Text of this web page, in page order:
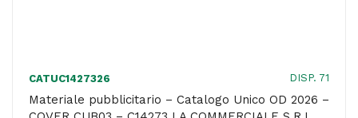
CATUC1427326 DISP. 71
Materiale pubblicitario – Catalogo Unico OD 2026 –